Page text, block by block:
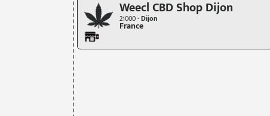
Weecl CBD Shop Dijon
21000 -Dijon
France